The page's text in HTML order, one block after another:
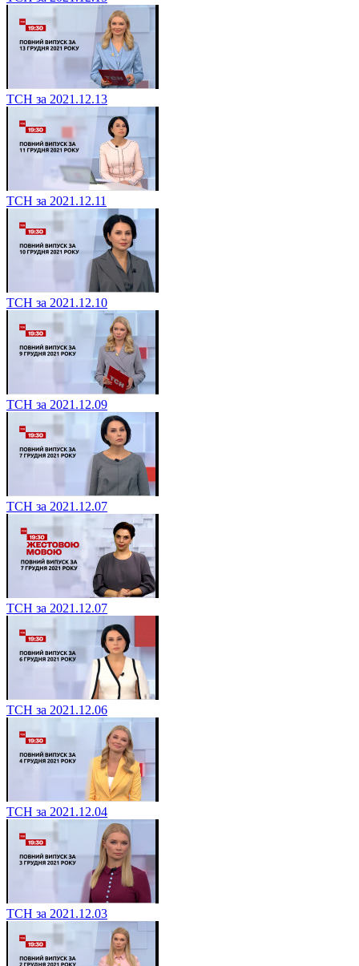
ТСН за 2021.12.13
ТСН за 2021.12.11
ТСН за 2021.12.10
ТСН за 2021.12.09
ТСН за 2021.12.07
ТСН за 2021.12.07
ТСН за 2021.12.06
ТСН за 2021.12.04
ТСН за 2021.12.03